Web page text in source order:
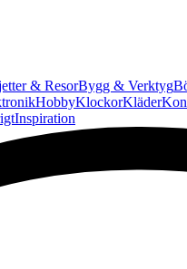
& ResorBygg & Verktyg
HobbyKlockorKläder
Inspiration